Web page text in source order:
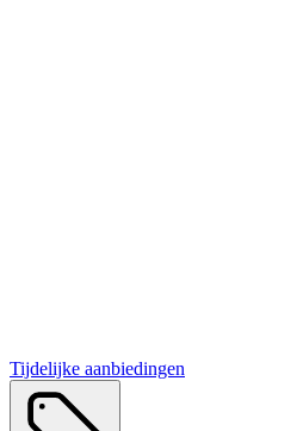
Tijdelijke aanbiedingen